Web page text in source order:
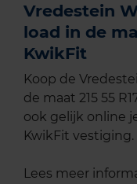
Vredestein
load in de
KwikFit
Koop de
de maat 215 55
ook gelijk online
KwikFit vestiging.
Lees meer